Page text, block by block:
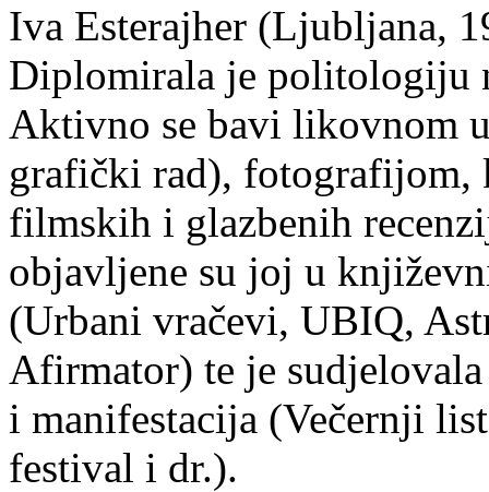
Iva Esterajher (Ljubljana,
Diplomirala je politologiju
Aktivno se bavi likovnom
grafički rad), fotografijom,
filmskih i glazbenih
objavljene su joj u
(Urbani vračevi, UBIQ,
Afirmator) te je
i manifestacija (Večernji
festival i dr.).